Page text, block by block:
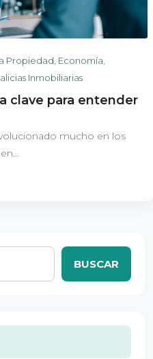
Propiedad Economía
Inmobiliarias
clave para entender
mucho en los
BUSCAR